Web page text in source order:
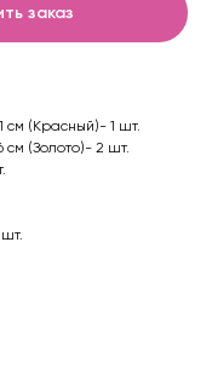
заказ
(Красный)- 1 шт.
(Золото)- 2 шт.